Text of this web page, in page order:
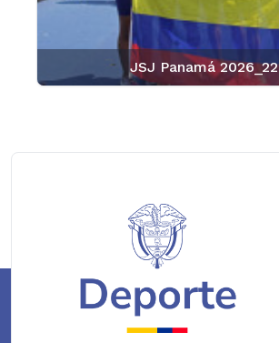
JSJ Panamá 2026_22